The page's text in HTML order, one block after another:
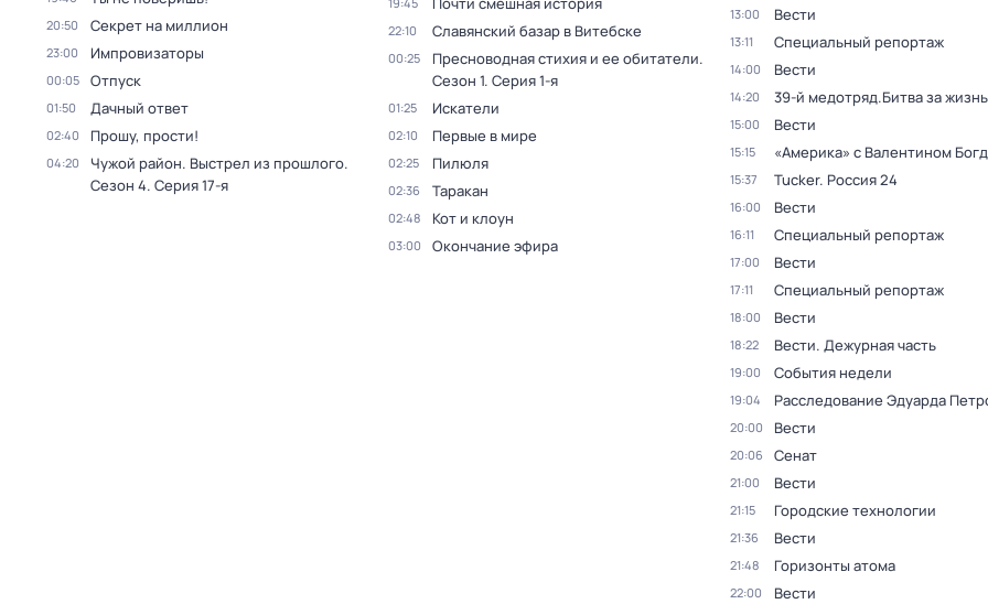
20:50 Секрет на миллион
23:00 Импровизаторы
00:05 Отпуск
01:50 Дачный ответ
02:40 Прошу, прости!
04:20 Чужой район. Выстрел из прошлого.
Сезон 4. Серия 17-я
22:10 Славянский базар в Витебске
00:25 Пресноводная стихия и ее обитатели.
Сезон 1. Серия 1-я
01:25 Искатели
02:10 Первые в мире
02:25 Пилюля
02:36 Таракан
02:48 Кот и клоун
03:00 Окончание эфира
13:00 Вести
13:11 Специальный репортаж
14:00 Вести
14:20 39-й медотряд.Битва за жизнь
15:00 Вести
15:15 «Америка» с Валентином
15:37 Tucker. Россия 24
16:00 Вести
16:11 Специальный репортаж
17:00 Вести
17:11 Специальный репортаж
18:00 Вести
18:22 Вести. Дежурная часть
19:00 События недели
19:04 Расследование Эдуарда
20:00 Вести
20:06 Сенат
21:00 Вести
21:15 Городские технологии
21:36 Вести
21:48 Горизонты атома
22:00 Вести